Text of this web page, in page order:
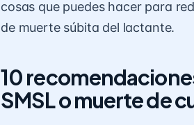
cosas que puedes hacer para
de muerte súbita del lactante.
10
SMSL o muerte de